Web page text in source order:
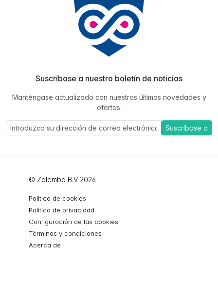
Suscríbase a nuestro boletín de noticias
Manténgase actualizado con nuestras últimas novedades y
ofertas.
Suscríbase a
© Zolemba B.V 2026
Política de cookies
Política de privacidad
Configuración de las cookies
Términos y condiciones
Acerca de